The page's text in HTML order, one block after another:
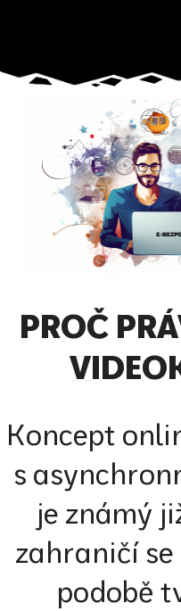
PROČ
Koncept
s
je známý
zahraničí
podobě